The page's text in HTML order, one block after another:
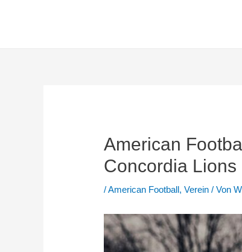
American
Concordia Lions
/American Football,Verein / Von